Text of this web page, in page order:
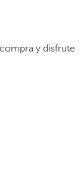
y disfrute